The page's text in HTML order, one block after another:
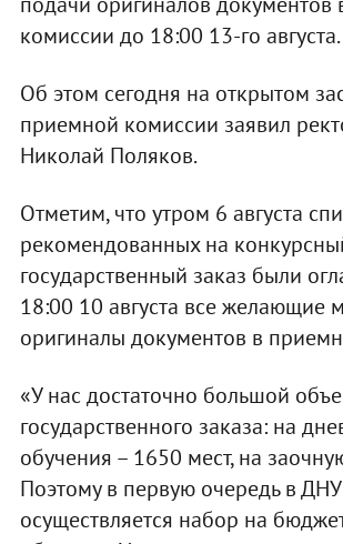
комиссии до 18:00 13-го августа.
Об этом сегодня на открытом
приемной комиссии заявил
Николай Поляков.
Отметим, что утром 6 августа
рекомендованных на
государственный заказ были
18:00 10 августа все желающие
оригиналы документов в
«У нас достаточно большой
государственного заказа: на
обучения – 1650 мест, на
Поэтому в первую очередь в ДНУ
осуществляется набор на